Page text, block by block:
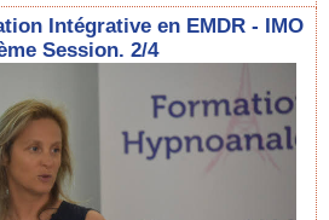
Intégrative en EMDR - IMO
Session. 2/4